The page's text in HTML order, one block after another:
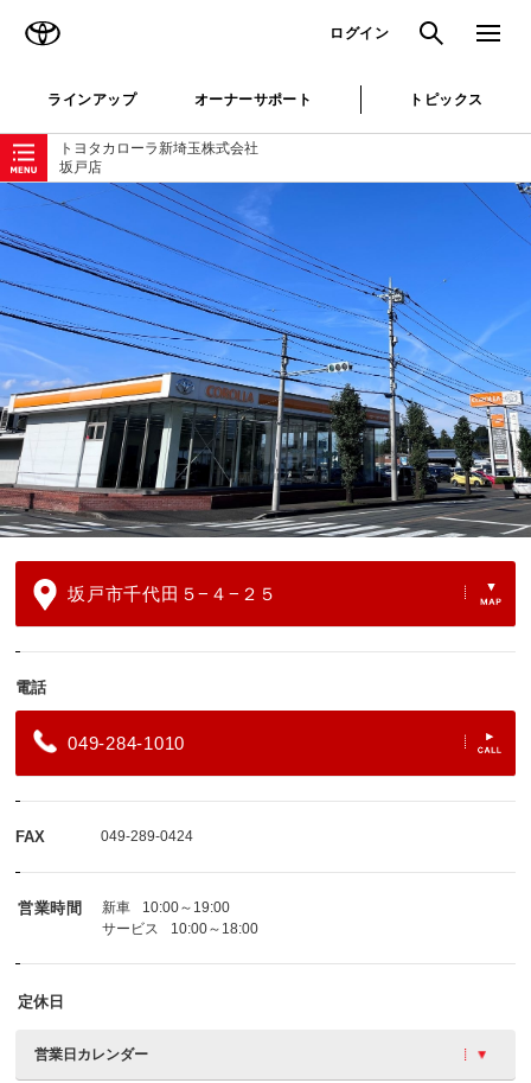
ログイン 検索 メニュ
ラインアップ オーナーサポート トピックス
トヨタカローラ新埼玉株式会社
坂戸店
ローカルナビゲーション
坂戸市千代田５−４−２５
電話
049-284-1010
FAX 049-289-0424
営業時間 新車
10:00～19:00
サービス
10:00～18:00
定休日
営業日カレンダー